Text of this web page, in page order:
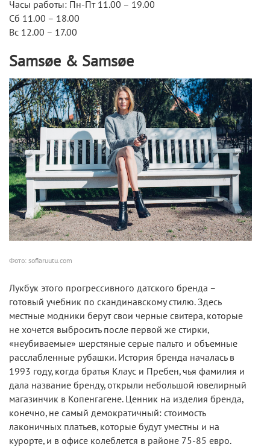
Часы работы: Пн-Пт 11.00 – 19.00
Сб 11.00 – 18.00
Вс 12.00 – 17.00
Samsøe & Samsøe
Фото: sofiaruutu.com
Лукбук этого прогрессивного датского бренда –
готовый учебник по скандинавскому стилю. Здесь
местные модники берут свои черные свитера, которые
не хочется выбросить после первой же стирки,
«неубиваемые» шерстяные серые пальто и объемные
расслабленные рубашки. История бренда началась в
1993 году, когда братья Клаус и Пребен, чья фамилия и
дала название бренду, открыли небольшой ювелирный
магазинчик в Копенгагене. Ценник на изделия бренда,
конечно, не самый демократичный: стоимость
лаконичных платьев, которые будут уместны и на
курорте, и в офисе колеблется в районе 75-85 евро.